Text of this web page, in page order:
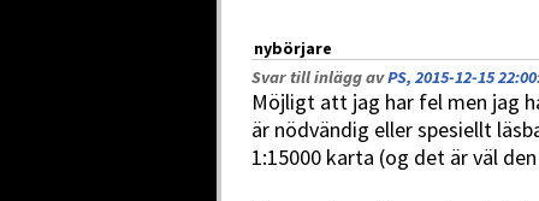
nybörjare
Svar till inlägg avPS, 2015-12-15 22:00
Möjligt att jag har fel men jag
är nödvändig eller spesiellt
1:15000 karta (og det är väl